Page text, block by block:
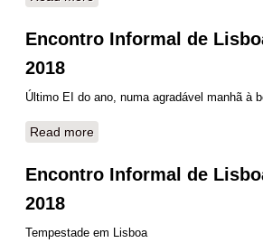
Encontro Informal de
2018
Último EI do ano, numa agradável manhã à
Read moreabout Encontro Informal de
Encontro Informal de
2018
Tempestade em Lisboa